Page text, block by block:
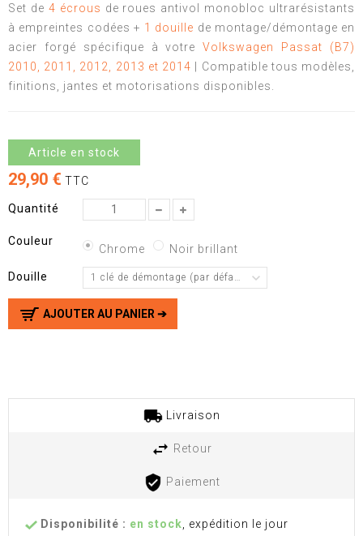
Set de 4 écrous de roues antivol monobloc ultrarésistants
à empreintes codées + 1 douille de montage/démontage en
acier forgé spécifique à votreVolkswagen Passat (B7)
2010, 2011, 2012, 2013 et 2014 | Compatible tous modèles,
finitions, jantes et motorisations disponibles.
Article en stock
29,90 € TTC
Quantité
Couleur
Chrome Noir brillant
Douille 1 clé de démontage (par défaut)
AJOUTER AU PANIER ➔
Livraison
Retour
Paiement
Disponibilité : en stock, expédition le jour